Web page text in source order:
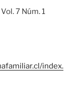
7 Núm. 1
index.